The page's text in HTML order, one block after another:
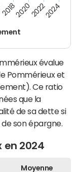
2018202020222024
évalue
Pommérieux et
Ce ratio
que la
de sa dette si
son épargne.
en 2024
Moyenne